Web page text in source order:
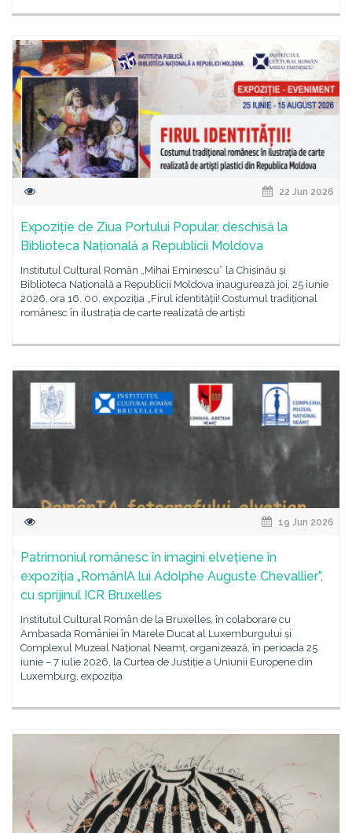
22 Jun 2026
Expoziție de Ziua Portului Popular, deschisă la
Biblioteca Națională a Republicii Moldova
Institutul Cultural Român „Mihai Eminescu” la Chișinău și
Biblioteca Națională a Republicii Moldova inaugurează joi, 25 iunie
2026, ora 16. 00, expoziția „Firul identității! Costumul tradițional
românesc în ilustrația de carte realizată de artiști
19 Jun 2026
Patrimoniul românesc în imagini elvețiene în
expoziția „RomânIA lui Adolphe Auguste Chevallier”,
cu sprijinul ICR Bruxelles
Institutul Cultural Român de la Bruxelles, în colaborare cu
Ambasada României în Marele Ducat al Luxemburgului și
Complexul Muzeal Național Neamț, organizează, în perioada 25
iunie – 7 iulie 2026, la Curtea de Justiție a Uniunii Europene din
Luxemburg, expoziția